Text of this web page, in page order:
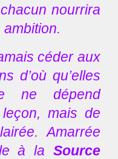
nourrira
céder aux
d’où qu’elles
ne dépend
mais de
Amarrée
à la Source